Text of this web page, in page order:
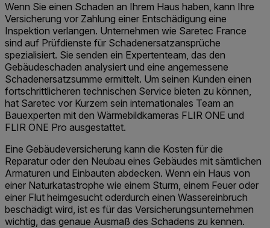
Wenn Sie einen Schaden an Ihrem Haus haben, kann Ihre
Versicherung vor Zahlung einer Entschädigung eine
Inspektion verlangen. Unternehmen wie Saretec France
sind auf Prüfdienste für Schadenersatzansprüche
spezialisiert. Sie senden ein Expertenteam, das den
Gebäudeschaden analysiert und eine angemessene
Schadenersatzsumme ermittelt. Um seinen Kunden einen
fortschrittlicheren technischen Service bieten zu können,
hat Saretec vor Kurzem sein internationales Team an
Bauexperten mit den Wärmebildkameras FLIR ONE und
FLIR ONE Pro ausgestattet.
Eine Gebäudeversicherung kann die Kosten für die
Reparatur oder den Neubau eines Gebäudes mit sämtlichen
Armaturen und Einbauten abdecken. Wenn ein Haus von
einer Naturkatastrophe wie einem Sturm, einem Feuer oder
einer Flut heimgesucht oderdurch einen Wassereinbruch
beschädigt wird, ist es für das Versicherungsunternehmen
wichtig, das genaue Ausmaß des Schadens zu kennen.